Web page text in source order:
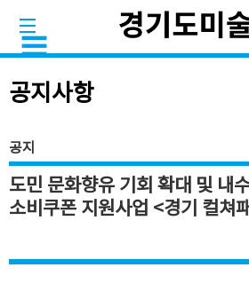
공지사항
공지
도민 문화향유 기회 확대 및 내
소비쿠폰 지원사업 <경기 컬쳐